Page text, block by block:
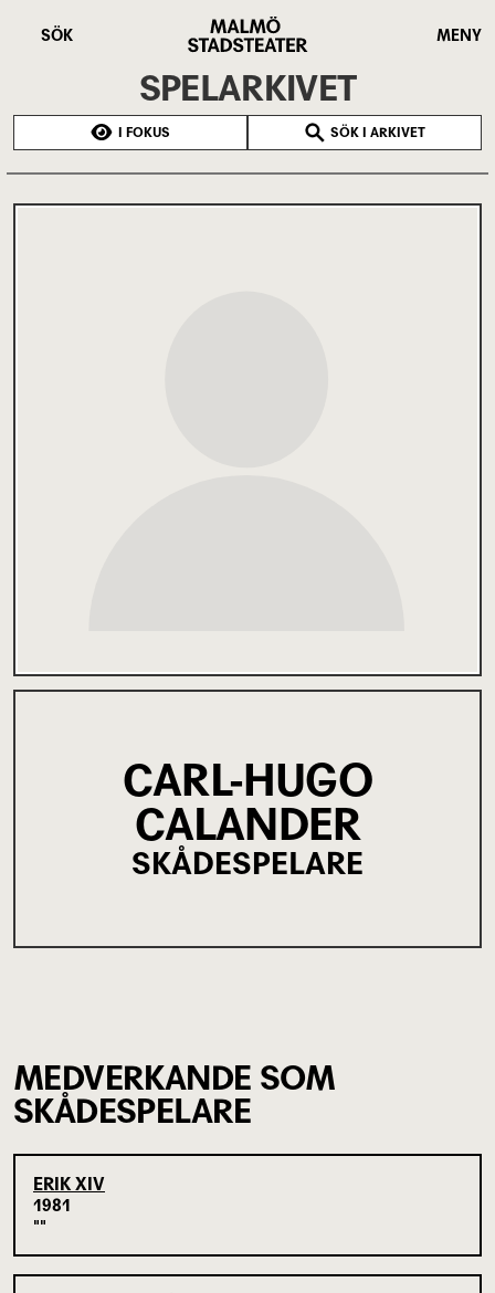
SÖK
Stadsteater
MENY
SPELARKIVET
I FOKUS SÖK I ARKIVET
CARL-HUGO
CALANDER
SKÅDESPELARE
MEDVERKANDE SOM
SKÅDESPELARE
ERIK XIV
1981